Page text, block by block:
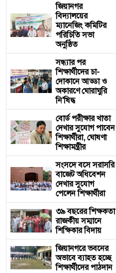
জিয়ানগর
বিদ্যালয়ের
ম্যানেজিং কমিটির
পরিচিতি সভা
অনুষ্ঠিত
সন্ধ্যার পর
শিক্ষার্থীদের চা-
দোকানে আড্ডা ও
অকারণে ঘোরাঘুরি
নি'ষিদ্ধ
বোর্ড পরীক্ষার খাতা
দেখার সুযোগ পাবেন
শিক্ষার্থীরা, ঘোষণা
শিক্ষামন্ত্রীর
সংসদে বসে সরাসরি
বাজেট অধিবেশন
দেখার সুযোগ
পেলেন শিক্ষার্থীরা
৩৯ বছরের শিক্ষকতা
রাজকীয় সম্মানে
শিক্ষিকার বিদায়
জিয়ানগরে ভবনের
অভাবে ব্যাহত হচ্ছে
শিক্ষার্থীদের পাঠদান